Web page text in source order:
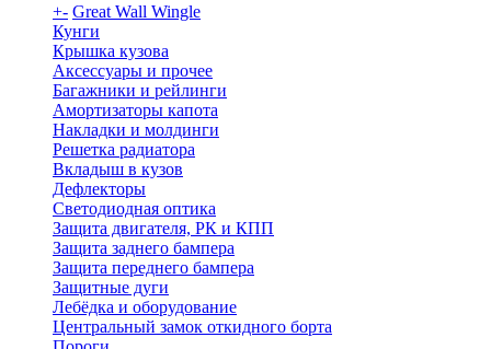
+- Great Wall Wingle
Кунги
Крышка кузова
Аксессуары и прочее
Багажники и рейлинги
Амортизаторы капота
Накладки и молдинги
Решетка радиатора
Вкладыш в кузов
Дефлекторы
Светодиодная оптика
Защита двигателя, РК и КПП
Защита заднего бампера
Защита переднего бампера
Защитные дуги
Лебёдка и оборудование
Центральный замок откидного борта